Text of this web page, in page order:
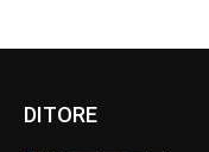
DITORE